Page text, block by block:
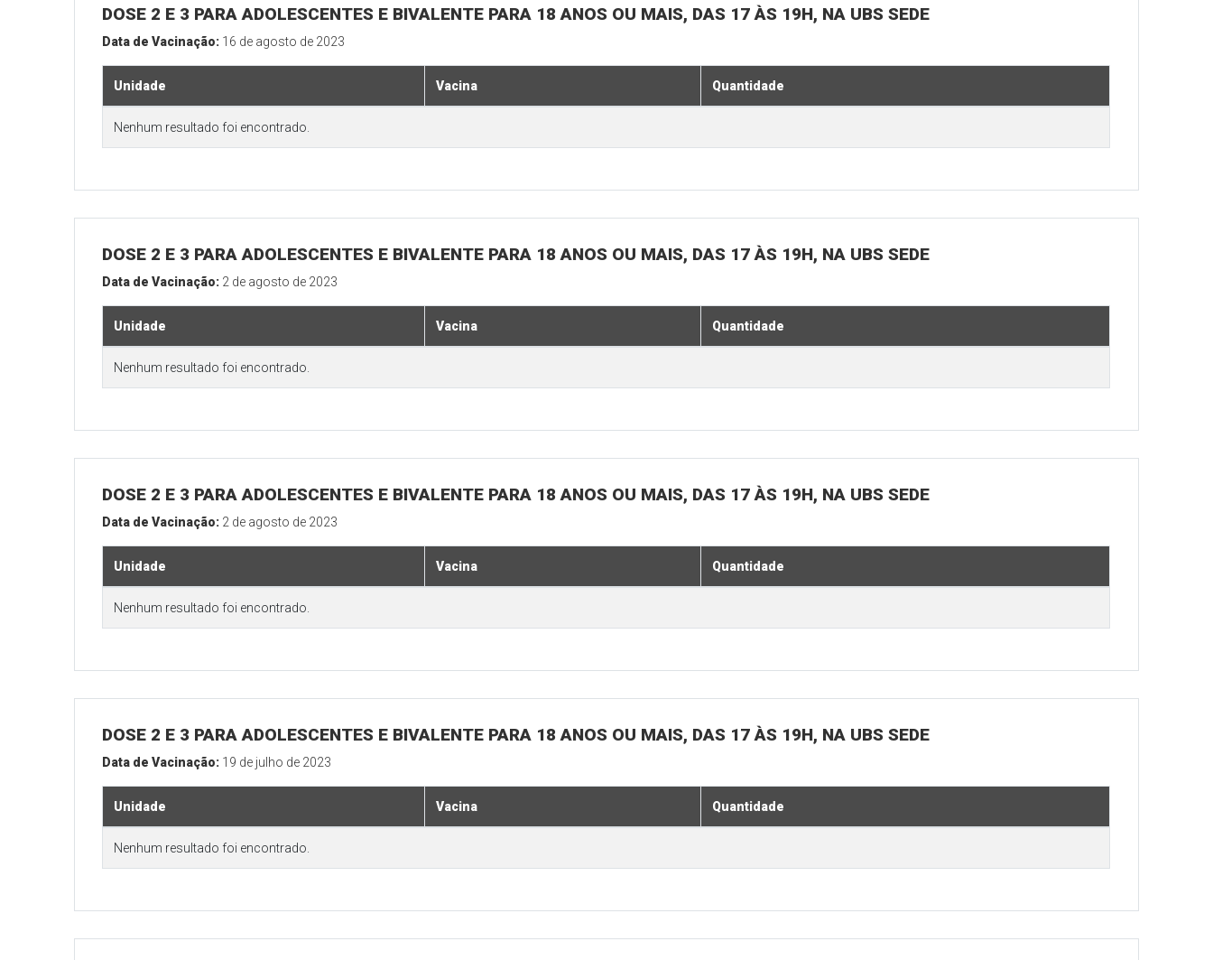
DOSE 2 E 3 PARA ADOLESCENTES E BIVALENTE PARA 18 ANOS OU MAIS, DAS 17 ÀS 19H, NA UBS SEDE
Data de Vacinação: 16 de agosto de 2023
Unidade Vacina Quantidade
Nenhum resultado foi encontrado.
DOSE 2 E 3 PARA ADOLESCENTES E BIVALENTE PARA 18 ANOS OU MAIS, DAS 17 ÀS 19H, NA UBS SEDE
Data de Vacinação: 2 de agosto de 2023
Unidade Vacina Quantidade
Nenhum resultado foi encontrado.
DOSE 2 E 3 PARA ADOLESCENTES E BIVALENTE PARA 18 ANOS OU MAIS, DAS 17 ÀS 19H, NA UBS SEDE
Data de Vacinação: 2 de agosto de 2023
Unidade Vacina Quantidade
Nenhum resultado foi encontrado.
DOSE 2 E 3 PARA ADOLESCENTES E BIVALENTE PARA 18 ANOS OU MAIS, DAS 17 ÀS 19H, NA UBS SEDE
Data de Vacinação: 19 de julho de 2023
Unidade Vacina Quantidade
Nenhum resultado foi encontrado.